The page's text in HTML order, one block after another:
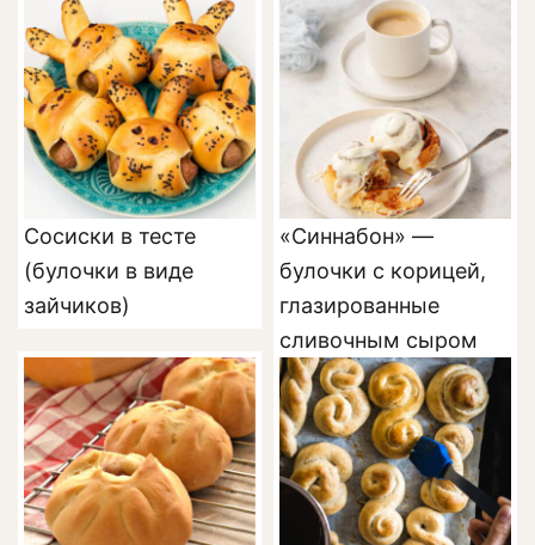
Сосиски в тесте
(булочки в виде
зайчиков)
«Синнабон» —
булочки с корицей,
глазированные
сливочным сыром